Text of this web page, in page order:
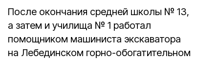
После окончания средней школы № 13,
а затем и училища № 1 работал
помощником машиниста экскаватора
на Лебединском горно-обогатительном